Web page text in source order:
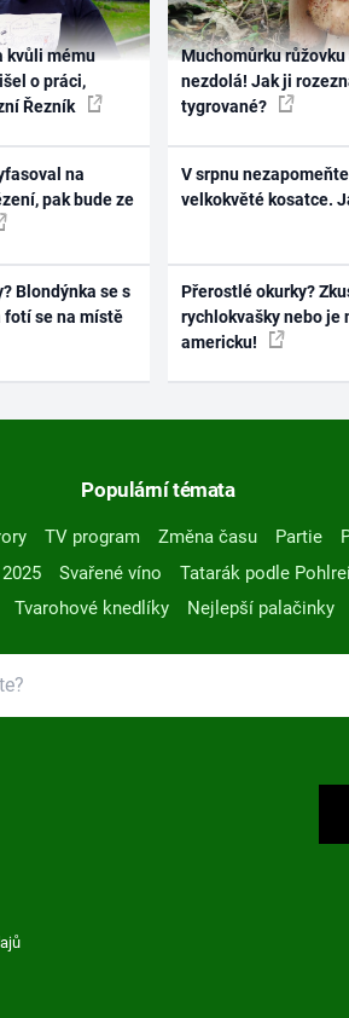
kvůli mému
o práci,
Řezník
na
pak bude ze
Blondýnka se s
fotí se na místě
Muchomůrku růžovku
nezdolá! Jak ji
tygrované?
V srpnu
velkokvěté kosatce.
Přerostlé okurky?
rychlokvašky nebo je
americku!
Populární témata
TV program Změna času Partie
Svařené víno Tatarák podle
Tvarohové knedlíky Nejlepší palačinky